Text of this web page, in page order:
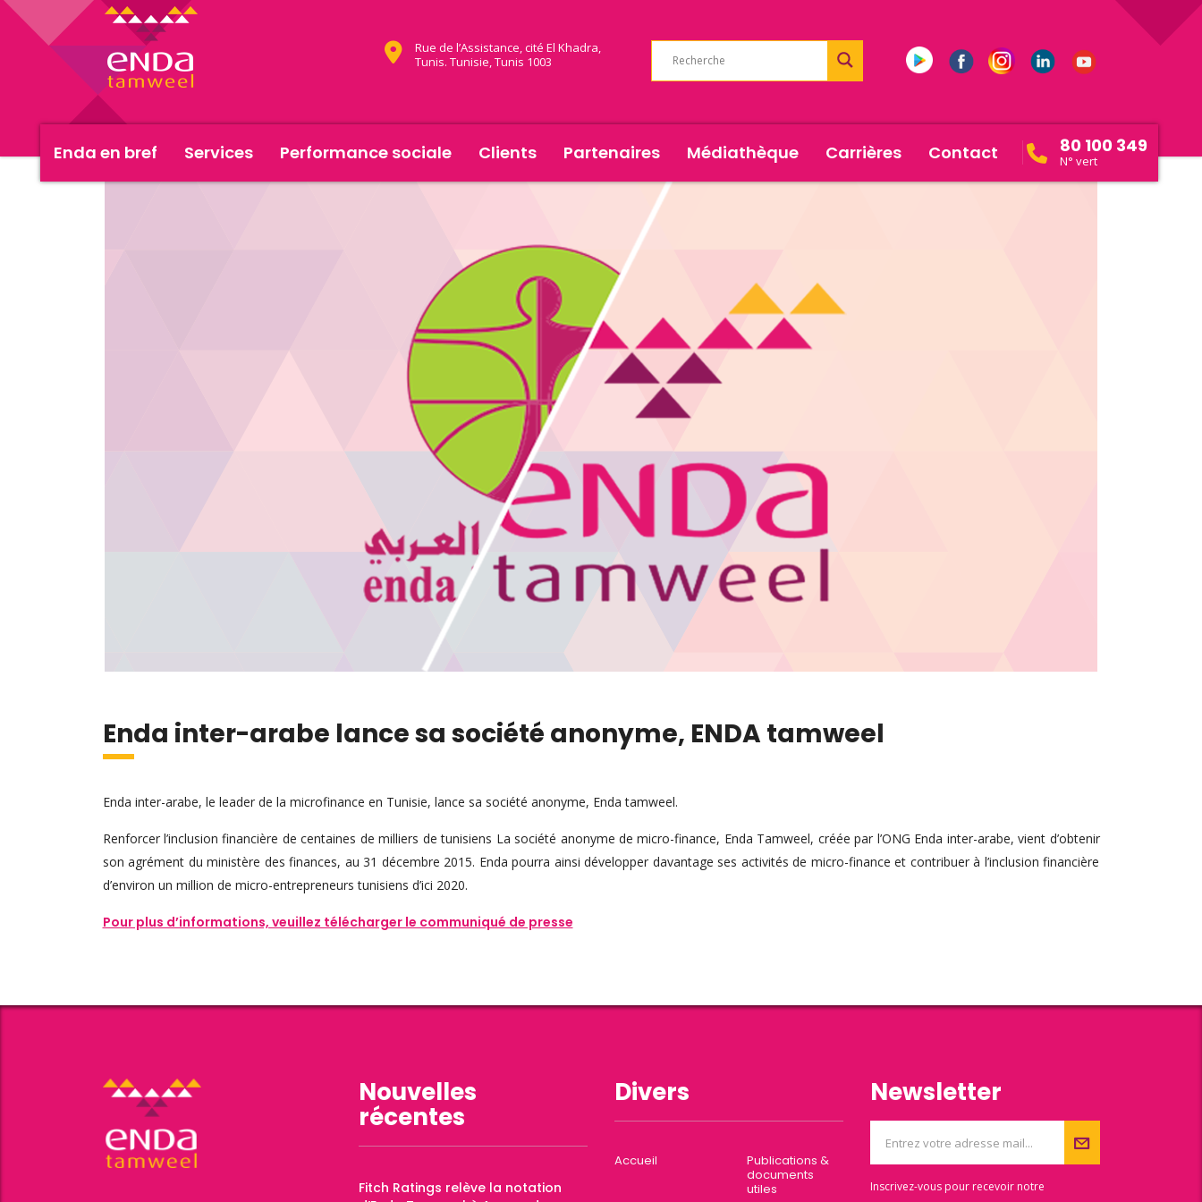
Rue de l’Assistance, cité El Khadra,
Tunis. Tunisie, Tunis 1003
Enda en bref Services Performance sociale Clients Partenaires Médiathèque Carrières Contact 80 100 349
N° vert
Enda inter-arabe lance sa société anonyme, ENDA tamweel
Enda inter-arabe, le leader de la microfinance en Tunisie, lance sa société anonyme, Enda tamweel.
Renforcer l’inclusion financière de centaines de milliers de tunisiens La société anonyme de micro-finance, Enda Tamweel, créée par l’ONG Enda inter-arabe, vient d’obtenir
son agrément du ministère des finances, au 31 décembre 2015. Enda pourra ainsi développer davantage ses activités de micro-finance et contribuer à l’inclusion financière
d’environ un million de micro-entrepreneurs tunisiens d’ici 2020.
Pour plus d’informations, veuillez télécharger le communiqué de presse
Nouvelles
récentes
Fitch Ratings relève la notation
Divers
Accueil
Publications &
documents
utiles
Newsletter
Inscrivez-vous pour recevoir notre